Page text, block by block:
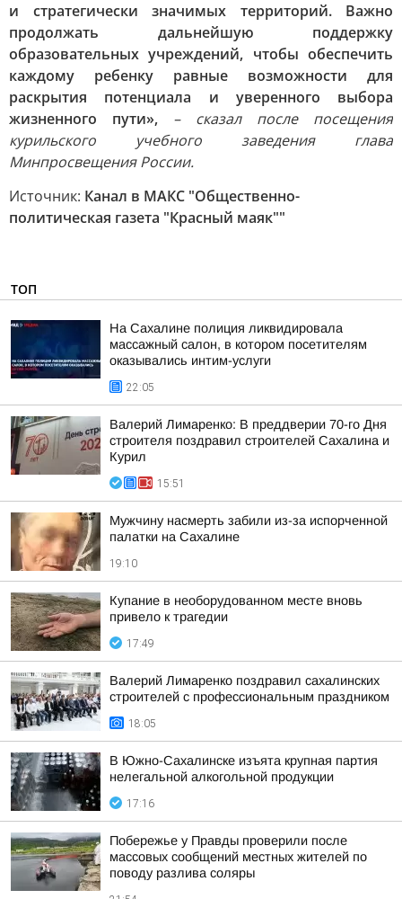
и стратегически значимых территорий. Важно
продолжать дальнейшую поддержку
образовательных учреждений, чтобы обеспечить
каждому ребенку равные возможности для
раскрытия потенциала и уверенного выбора
жизненного пути», – сказал после посещения
курильского учебного заведения глава
Минпросвещения России.
Источник: Канал в МАКС "Общественно-
политическая газета "Красный маяк""
ТОП
На Сахалине полиция ликвидировала
массажный салон, в котором посетителям
оказывались интим-услуги
22:05
Валерий Лимаренко: В преддверии 70-го Дня
строителя поздравил строителей Сахалина и
Курил
15:51
Мужчину насмерть забили из-за испорченной
палатки на Сахалине
19:10
Купание в необорудованном месте вновь
привело к трагедии
17:49
Валерий Лимаренко поздравил сахалинских
строителей с профессиональным праздником
18:05
В Южно-Сахалинске изъята крупная партия
нелегальной алкогольной продукции
17:16
Побережье у Правды проверили после
массовых сообщений местных жителей по
поводу разлива соляры